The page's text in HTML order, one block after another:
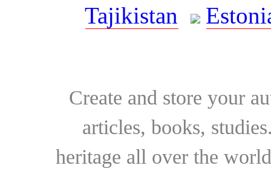
Tajikistan
Create and store your
articles, books,
heritage all over the